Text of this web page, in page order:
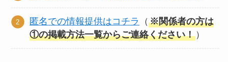
匿名での情報提供はコチラ （※関係者の方は
①の掲載方法一覧からご連絡ください！ ）